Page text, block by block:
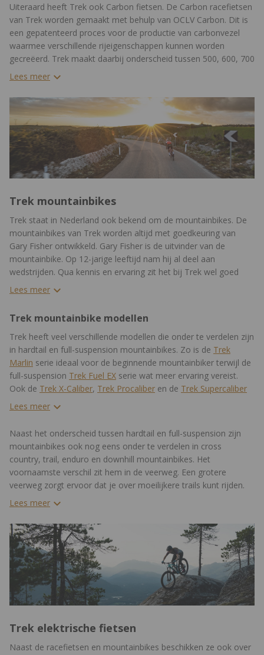
Uiteraard heeft Trek ook Carbon fietsen. De Carbon racefietsen
van Trek worden gemaakt met behulp van OCLV Carbon. Dit is
een gepatenteerd proces voor de productie van carbonvezel
waarmee verschillende rijeigenschappen kunnen worden
gecreëerd. Trek maakt daarbij onderscheid tussen 500, 600, 700
en 800 OCLV Carbon. Hoe hoger het getal, des te beter het
carbon vezel dat er is gebruikt bij de productie van het frame.
De carbon frames worden vaak gecombineerd met een
hoogwaardige versnellingsgroep die je uitstekende
schakelprestaties bieden.
Lees meer
Trek mountainbikes
Trek staat in Nederland ook bekend om de mountainbikes. De
mountainbikes van Trek worden altijd met goedkeuring van
Gary Fisher ontwikkeld. Gary Fisher is de uitvinder van de
mountainbike. Op 12-jarige leeftijd nam hij al deel aan
wedstrijden. Qua kennis en ervaring zit het bij Trek wel goed
dus.
Lees meer
Trek mountainbike modellen
Trek heeft veel verschillende modellen die onder te verdelen zijn
in hardtail en full-suspension mountainbikes. Zo is de Trek
Marlin serie ideaal voor de beginnende mountainbiker terwijl de
full-suspension Trek Fuel EX serie wat meer ervaring vereist.
Ook de Trek X-Caliber, Trek Procaliber en de Trek Supercaliber
zijn erg populair.
Lees meer
Naast het onderscheid tussen hardtail en full-suspension zijn
mountainbikes ook nog eens onder te verdelen in cross
country, trail, enduro en downhill mountainbikes. Het
voornaamste verschil zit hem in de veerweg. Een grotere
veerweg zorgt ervoor dat je over moeilijkere trails kunt rijden.
Lees meer
Trek elektrische fietsen
Naast de racefietsen en mountainbikes beschikken ze ook over